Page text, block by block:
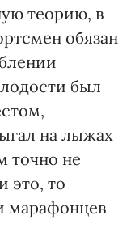
теорию, в
обязан
был
на лыжах
точно не
это, то
марафонцев